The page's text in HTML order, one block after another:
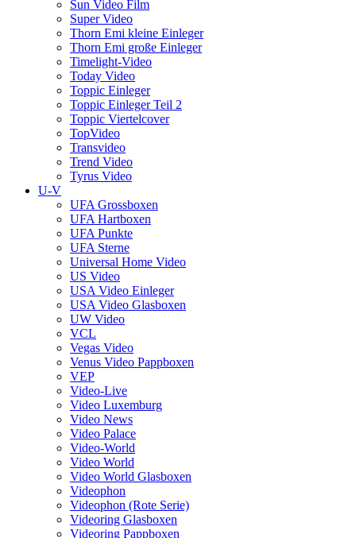
Sun Video Film
Super Video
Thorn Emi kleine Einleger
Thorn Emi große Einleger
Timelight-Video
Today Video
Toppic Einleger
Toppic Einleger Teil 2
Toppic Viertelcover
TopVideo
Transvideo
Trend Video
Tyrus Video
U-V
UFA Grossboxen
UFA Hartboxen
UFA Punkte
UFA Sterne
Universal Home Video
US Video
USA Video Einleger
USA Video Glasboxen
UW Video
VCL
Vegas Video
Venus Video Pappboxen
VEP
Video-Live
Video Luxemburg
Video News
Video Palace
Video-World
Video World
Video World Glasboxen
Videophon
Videophon (Rote Serie)
Videoring Glasboxen
Videoring Pappboxen